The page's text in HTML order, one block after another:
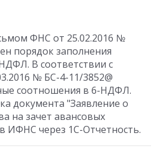
ФНС от 25.02.2016 №
порядок заполнения
В соответствии с
№ БС-4-11/3852@
соотношения в 6-НДФЛ.
документа "Заявление о
на зачет авансовых
ИФНС через 1С-Отчетность.